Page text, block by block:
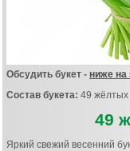
Обсудить букет - ниже на
Состав букета: 49
49
Яркий свежий весенний